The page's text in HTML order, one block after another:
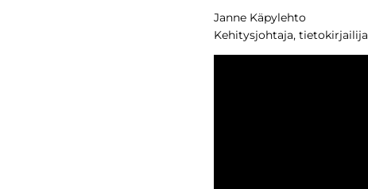
Janne Käpylehto
Kehitysjohtaja, tietokirjailija